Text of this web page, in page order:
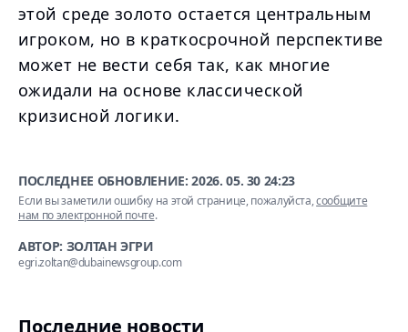
этой среде золото остается центральным
игроком, но в краткосрочной перспективе
может не вести себя так, как многие
ожидали на основе классической
кризисной логики.
ПОСЛЕДНЕЕ ОБНОВЛЕНИЕ:2026. 05. 30 24:23
Если вы заметили ошибку на этой странице, пожалуйста,сообщите
нам по электронной почте.
АВТОР: ЗОЛТАН ЭГРИ
egri.zoltan@dubainewsgroup.com
Последние новости